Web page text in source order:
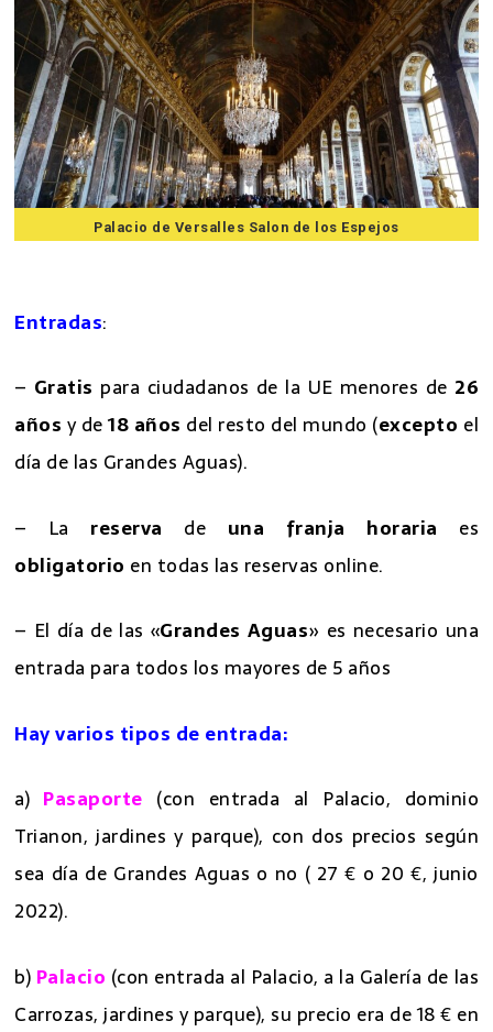
Palacio de Versalles Salon de los Espejos
Entradas:
– Gratis para ciudadanos de la UE menores de 26
años y de18 años del resto del mundo (excepto el
día de las Grandes Aguas).
– La reserva de una franja horaria es
obligatorio en todas las reservas online.
– El día de las «Grandes Aguas» es necesario una
entrada para todos los mayores de 5 años
Hay varios tipos de entrada:
a) Pasaporte (con entrada al Palacio, dominio
Trianon, jardines y parque), con dos precios según
sea día de Grandes Aguas o no ( 27 € o 20 €, junio
2022).
b) Palacio (con entrada al Palacio, a la Galería de las
Carrozas, jardines y parque), su precio era de 18 € en